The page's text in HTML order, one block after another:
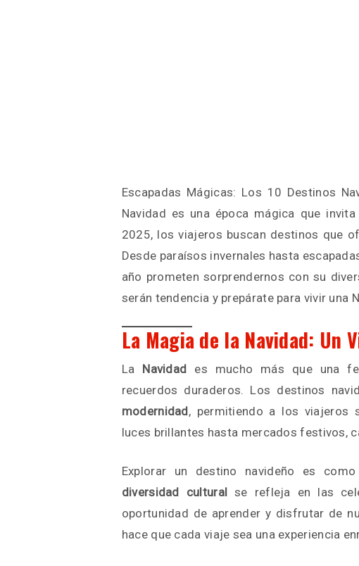
Escapadas Mágicas: Los 10 Destinos
Navidad es una época mágica que
2025, los viajeros buscan destinos que
Desde paraísos invernales hasta
año prometen sorprendernos con su
serán tendencia y prepárate para vivir una
La Magia de la Navidad: Un
La Navidad es mucho más que una
recuerdos duraderos. Los destinos
modernidad, permitiendo a los viajeros
luces brillantes hasta mercados festivos,
Explorar un destino navideño es
diversidad cultural se refleja en las
oportunidad de aprender y disfrutar de
hace que cada viaje sea una experiencia